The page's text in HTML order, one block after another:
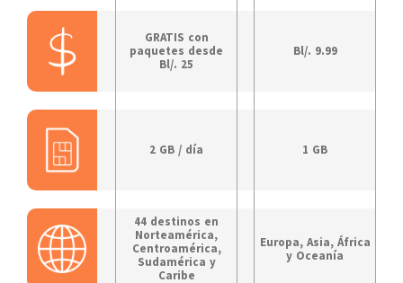
GRATIS con
paquetes desde
Bl/. 25
Bl/. 9.99
2 GB / día 1 GB
44 destinos en
Norteamérica,
Centroamérica,
Sudamérica y
Caribe
Europa, Asia, África
y Oceanía